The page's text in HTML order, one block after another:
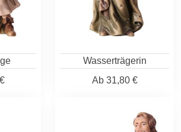
Wasserträgerin
Ab31,80 €